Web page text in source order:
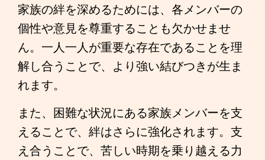
家族の絆を深めるためには、各メンバーの
個性や意見を尊重することも欠かせませ
ん。一人一人が重要な存在であることを理
解し合うことで、より強い結びつきが生ま
れます。
また、困難な状況にある家族メンバーを支
えることで、絆はさらに強化されます。支
え合うことで、苦しい時期を乗り越える力